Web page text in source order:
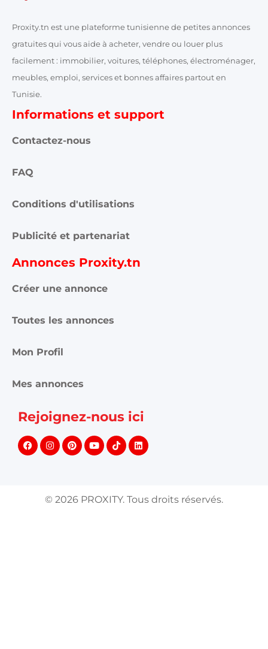
Proxity.tn est une plateforme tunisienne de petites annonces
gratuites qui vous aide à acheter, vendre ou louer plus
facilement : immobilier, voitures, téléphones, électroménager,
meubles, emploi, services et bonnes affaires partout en
Tunisie.
Informations et support
Contactez-nous
FAQ
Conditions d'utilisations
Publicité et partenariat
Annonces Proxity.tn
Créer une annonce
Toutes les annonces
Mon Profil
Mes annonces
Rejoignez-nous ici
© 2026 PROXITY. Tous droits réservés.